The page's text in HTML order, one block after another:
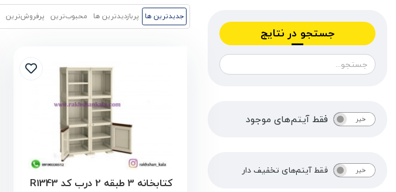
جستجو در نتایج
بله خیر فقط آیتم‌های موجود
بله خیر فقط آیتم‌های تخفیف دار
جدیدترین ها پربازدیدترین ها محبوب‌‌ترین پرفروش‌ترین
کتابخانه 3 طبقه 2 درب کد R1343